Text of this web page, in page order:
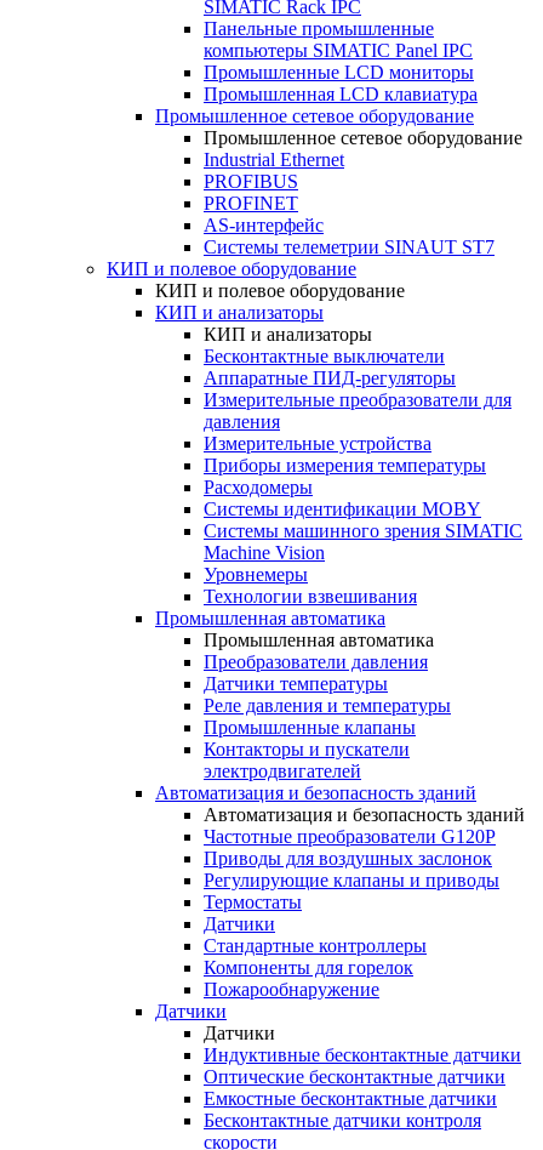
SIMATIC Rack IPC
Панельные промышленные
компьютеры SIMATIC Panel IPC
Промышленные LCD мониторы
Промышленная LCD клавиатура
Промышленное сетевое оборудование
Промышленное сетевое оборудование
Industrial Ethernet
PROFIBUS
PROFINET
AS-интерфейс
Системы телеметрии SINAUT ST7
КИП и полевое оборудование
КИП и полевое оборудование
КИП и анализаторы
КИП и анализаторы
Бесконтактные выключатели
Аппаратные ПИД-регуляторы
Измерительные преобразователи для
давления
Измерительные устройства
Приборы измерения температуры
Расходомеры
Системы идентификации MOBY
Системы машинного зрения SIMATIC
Machine Vision
Уровнемеры
Технологии взвешивания
Промышленная автоматика
Промышленная автоматика
Преобразователи давления
Датчики температуры
Реле давления и температуры
Промышленные клапаны
Контакторы и пускатели
электродвигателей
Автоматизация и безопасность зданий
Автоматизация и безопасность зданий
Частотные преобразователи G120P
Приводы для воздушных заслонок
Регулирующие клапаны и приводы
Термостаты
Датчики
Стандартные контроллеры
Компоненты для горелок
Пожарообнаружение
Датчики
Датчики
Индуктивные бесконтактные датчики
Оптические бесконтактные датчики
Емкостные бесконтактные датчики
Бесконтактные датчики контроля
скорости